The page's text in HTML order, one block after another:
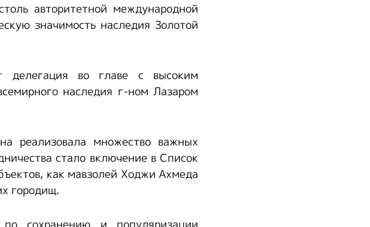
авторитетной международной
значимость наследия Золотой
делегация во главе с высоким
наследия г-ном Лазаром
реализовала множество важных
стало включение в Список
как мавзолей Ходжи Ахмеда
городищ.